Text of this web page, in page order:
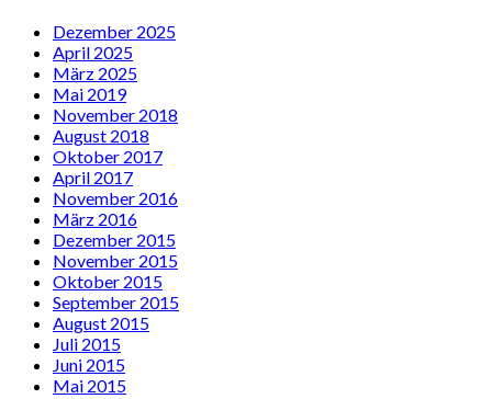
Dezember 2025
April 2025
März 2025
Mai 2019
November 2018
August 2018
Oktober 2017
April 2017
November 2016
März 2016
Dezember 2015
November 2015
Oktober 2015
September 2015
August 2015
Juli 2015
Juni 2015
Mai 2015